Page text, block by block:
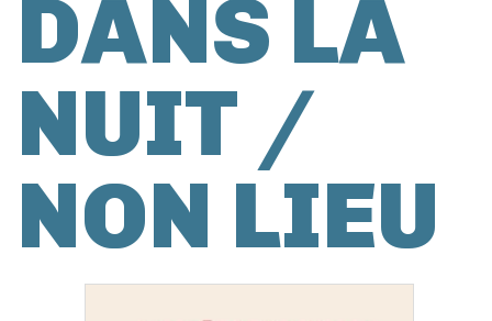
DANS LA
NUIT /
NON LIEU